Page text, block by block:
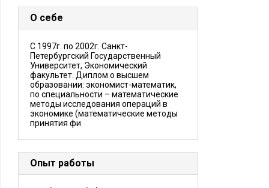
О себе
С 1997г. по 2002г. Санкт-
Петербургский Государственный
Университет, Экономический
факультет. Диплом о высшем
образовании: экономист-математик,
по специальности – математические
методы исследования операций в
экономике (математические методы
принятия фи
Опыт работы